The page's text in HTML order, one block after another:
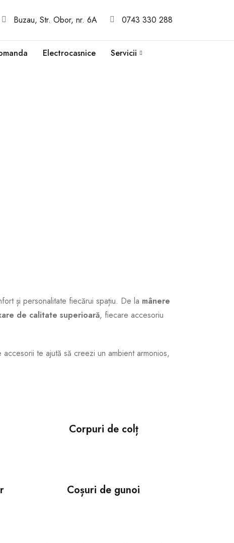
Buzau, Str. Obor, nr. 6A 0743 330 288
Electrocasnice
Servicii
și personalitate fiecărui spațiu. De la mânere
de calitate superioară, fiecare accesoriu
te ajută să creezi un ambient armonios,
Corpuri de colț
Coșuri de gunoi